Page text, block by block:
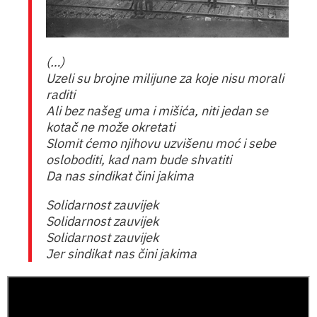
(…)
Uzeli su brojne milijune za koje nisu morali
raditi
Ali bez našeg uma i mišića, niti jedan se
kotač ne može okretati
Slomit ćemo njihovu uzvišenu moć i sebe
osloboditi, kad nam bude shvatiti
Da nas sindikat čini jakima
Solidarnost zauvijek
Solidarnost zauvijek
Solidarnost zauvijek
Jer sindikat nas čini jakima